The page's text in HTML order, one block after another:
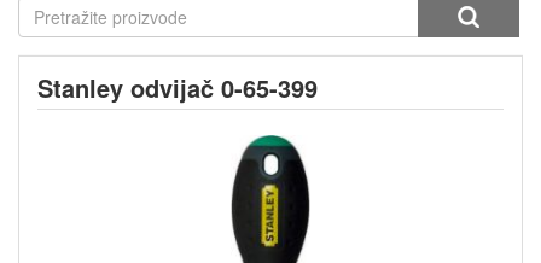
Stanley odvijač 0-65-399